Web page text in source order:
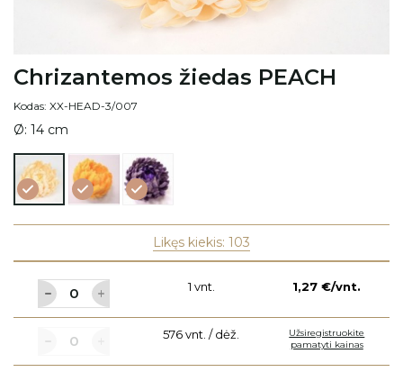
Chrizantemos žiedas PEACH
Kodas: XX-HEAD-3/007
Ø: 14 cm
Chrizantemos
žiedas
PEACH
Chrizantemos
žiedas
ORANGE
Chrizantemos
žiedas
DARK
VIOLET
Likęs kiekis: 103
1 vnt. 1,27 €/vnt.
576 vnt. / dėž.
Užsiregistruokite
pamatyti kainas